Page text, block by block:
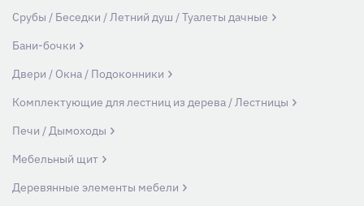
Срубы / Беседки / Летний душ / Туалеты дачные
Бани-бочки
Двери / Окна / Подоконники
Комплектующие для лестниц из дерева / Лестницы
Печи / Дымоходы
Мебельный щит
Деревянные элементы мебели